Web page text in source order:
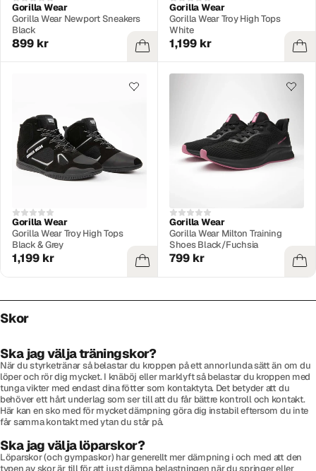
Gorilla Wear
Gorilla Wear Newport Sneakers
Black
899 kr
Gorilla Wear
Gorilla Wear Troy High Tops
White
1,199 kr
Gorilla Wear
Gorilla Wear Troy High Tops
Black & Grey
1,199 kr
Gorilla Wear
Gorilla Wear Milton Training
Shoes Black/Fuchsia
799 kr
Skor
Ska jag välja träningskor?
När du styrketränar så belastar du kroppen på ett annorlunda sätt än om du
löper och rör dig mycket. I knäböj eller marklyft så belastar du kroppen med
tunga vikter med endast dina fötter som kontaktyta. Det betyder att du
behöver ett hårt underlag som ser till att du får bättre kontroll och kontakt.
Här kan en sko med för mycket dämpning göra dig instabil eftersom du inte
får samma kontakt med ytan du står på.
Ska jag välja löparskor?
Löparskor (och gympaskor) har generellt mer dämpning i och med att den
typen av skor är till för att just dämpa belastningen när du springer eller